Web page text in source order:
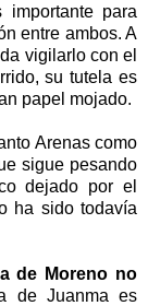
para
entre ambos. A
vigilarlo con el
su tutela es
papel mojado.
Arenas como
sigue pesando
dejado por el
ha sido todavía
de Moreno no
de Juanma es